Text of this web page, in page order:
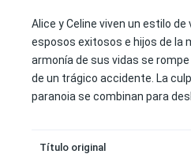
Alice y Celine viven un estilo
esposos exitosos e hijos de la
armonía de sus vidas se
de un trágico accidente. La
paranoia se combinan para
Título original